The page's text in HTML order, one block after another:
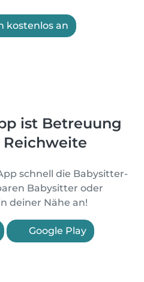
kostenlos an
ist Betreuung
schnell die Babysitter-
Babysitter oder
deiner Nähe an!
Google Play